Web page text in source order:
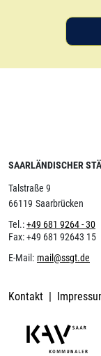
SAARLÄNDISCHER
Talstraße 9
66119 Saarbrücken
Tel.:+49 681 9264 - 30
Fax:+49 681 92643 15
E-Mail: mail@ssgt.de
Kontakt